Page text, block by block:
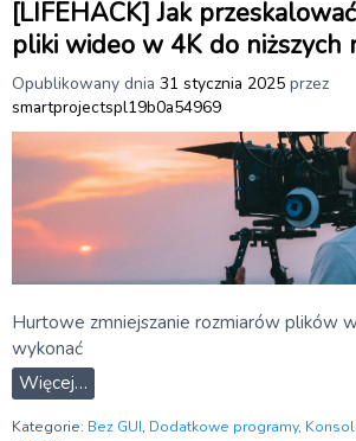
[LIFEHACK] Jak
pliki wideo w 4K do niższych
Opublikowany dnia 31 stycznia 2025 przez
smartprojectspl19b0a54969
Hurtowe zmniejszanie rozmiarów plików
wykonać
Więcej…
Kategorie: Bez GUI, Dodatkowe programy,